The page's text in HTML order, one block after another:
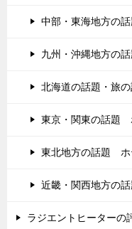
中部・東海地方の
九州・沖縄地方の
北海道の話題・旅
東京・関東の話題
東北地方の話題 ホ
近畿・関西地方の
ラジエントヒーターの